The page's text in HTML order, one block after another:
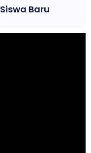
Baru